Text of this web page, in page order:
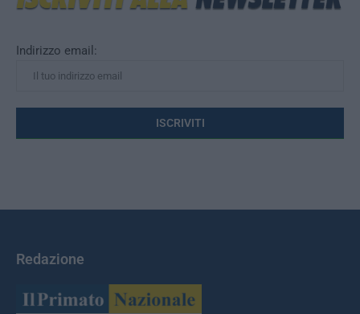
Indirizzo email:
Redazione